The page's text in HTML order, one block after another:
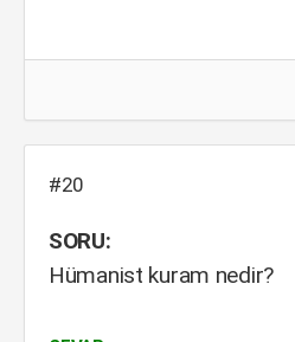
#20
SORU:
Hümanist kuram nedir?